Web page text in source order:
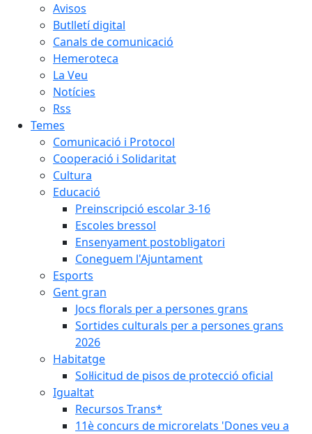
Avisos
Butlletí digital
Canals de comunicació
Hemeroteca
La Veu
Notícies
Rss
Temes
Comunicació i Protocol
Cooperació i Solidaritat
Cultura
Educació
Preinscripció escolar 3-16
Escoles bressol
Ensenyament postobligatori
Coneguem l'Ajuntament
Esports
Gent gran
Jocs florals per a persones grans
Sortides culturals per a persones grans
2026
Habitatge
Sol·licitud de pisos de protecció oficial
Igualtat
Recursos Trans*
11è concurs de microrelats 'Dones veu a